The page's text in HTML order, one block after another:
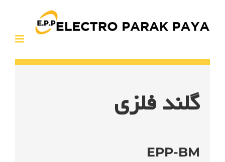
گلند فلزی
EPP-BM